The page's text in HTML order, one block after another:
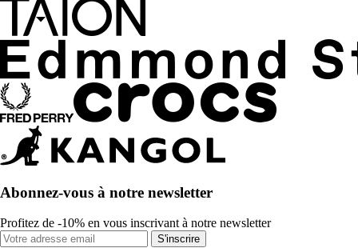
Abonnez-vous à notre newsletter
Profitez de -10% en vous inscrivant à notre newsletter
S'inscrire